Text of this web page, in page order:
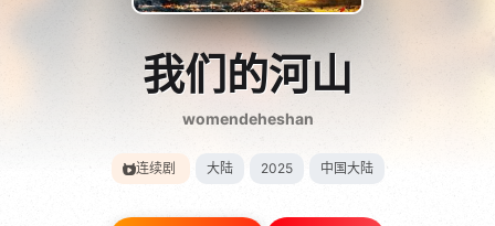
我们的河山
womendeheshan
连续剧 大陆 2025 中国大陆